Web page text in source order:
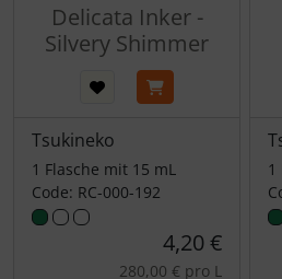
Delicata Inker -
Silvery Shimmer
Tsukineko
1 Flasche mit 15 mL
Code: RC-000-192
4,20 €
280,00 € pro L
1